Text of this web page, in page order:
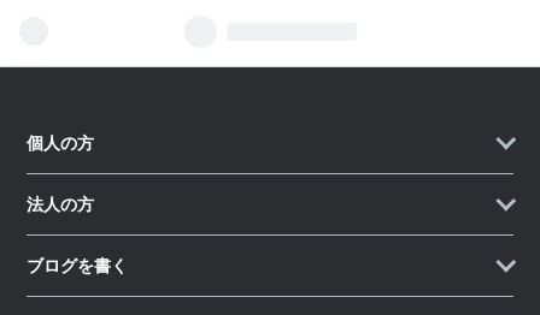
個人の方
法人の方
ブログを書く